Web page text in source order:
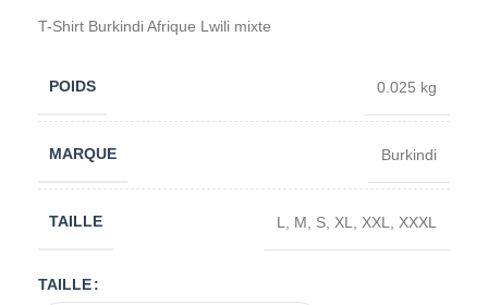
T-Shirt Burkindi Afrique Lwili mixte
POIDS 0.025 kg
MARQUE Burkindi
TAILLE L M S XL XXL XXXL
TAILLE